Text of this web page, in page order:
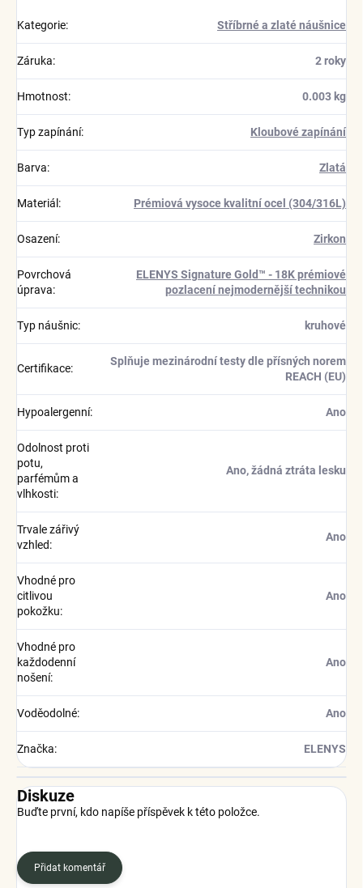
Kategorie: Stříbrné a zlaté náušnice
Záruka: 2 roky
Hmotnost: 0.003 kg
Typ zapínání: Kloubové zapínání
Barva: Zlatá
Materiál : Prémiová vysoce kvalitní ocel (304/316L)
Osazení: Zirkon
Povrchová
úprava:
ELENYS Signature Gold™ - 18K prémiové
pozlacení nejmodernější technikou
Typ náušnic: kruhové
Certifikace:
Splňuje mezinárodní testy dle přísných norem
REACH (EU)
Hypoalergenní: Ano
Odolnost proti
potu,
parfémům a
vlhkosti:
Ano, žádná ztráta lesku
Trvale zářivý
vzhled:
Ano
Vhodné pro
citlivou
pokožku:
Ano
Vhodné pro
každodenní
nošení:
Ano
Voděodolné: Ano
Značka: ELENYS
Diskuze
Buďte první, kdo napíše příspěvek k této položce.
Přidat komentář